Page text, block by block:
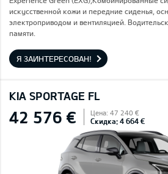
искусственной кожи и передние сиденья,
электроприводом и вентиляцией.
памяти.
Я ЗАИНТЕРЕСОВАН!
KIA SPORTAGE FL
42 576 € Цена: 47 240 €
Скидка: 4 664 €